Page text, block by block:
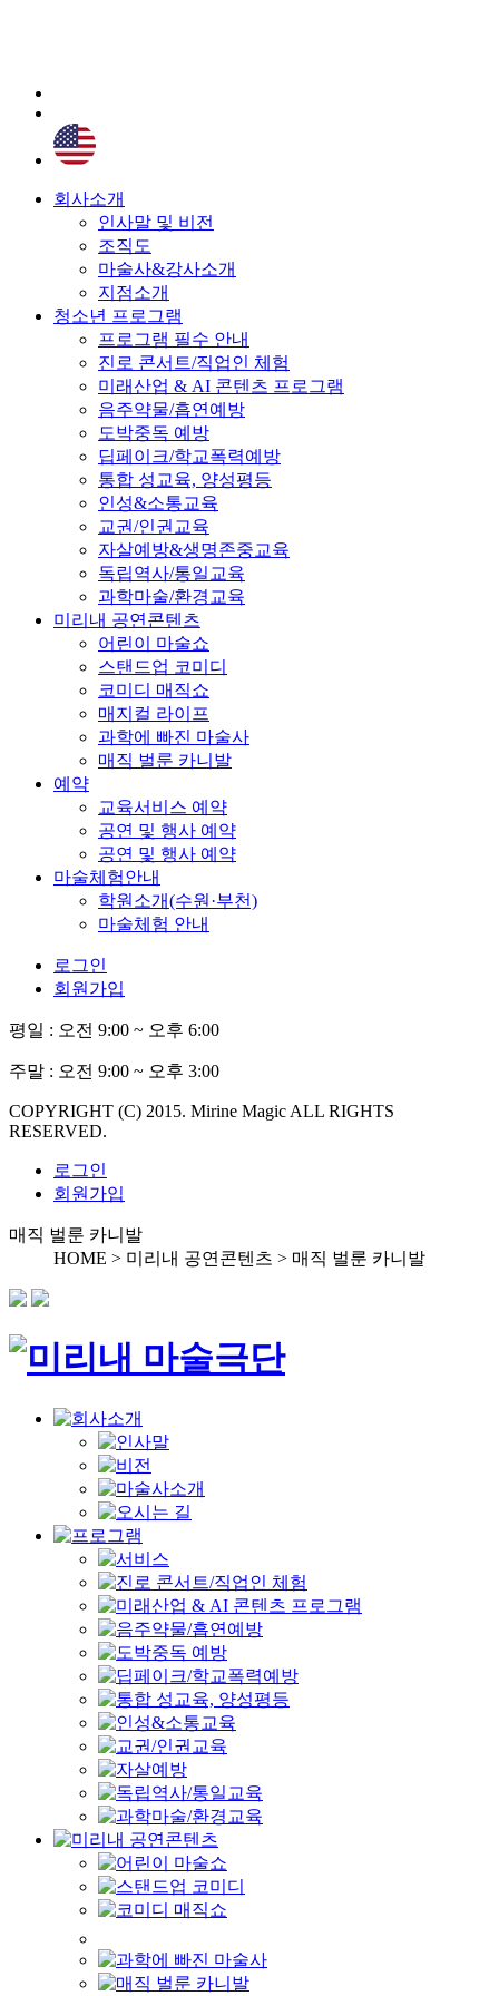
회사소개
인사말 및 비전
조직도
마술사&강사소개
지점소개
청소년 프로그램
프로그램 필수 안내
진로 콘서트/직업인 체험
미래산업 & AI 콘텐츠 프로그램
음주약물/흡연예방
도박중독 예방
딥페이크/학교폭력예방
통합 성교육, 양성평등
인성&소통교육
교권/인권교육
자살예방&생명존중교육
독립역사/통일교육
과학마술/환경교육
미리내 공연콘텐츠
어린이 마술쇼
스탠드업 코미디
코미디 매직쇼
매지컬 라이프
과학에 빠진 마술사
매직 벌룬 카니발
예약
교육서비스 예약
공연 및 행사 예약
공연 및 행사 예약
마술체험안내
학원소개(수원·부천)
마술체험 안내
로그인
회원가입
평일 : 오전 9:00 ~ 오후 6:00
주말 : 오전 9:00 ~ 오후 3:00
COPYRIGHT (C) 2015. Mirine Magic ALL RIGHTS
RESERVED.
로그인
회원가입
매직 벌룬 카니발
HOME > 미리내 공연콘텐츠 > 매직 벌룬 카니발